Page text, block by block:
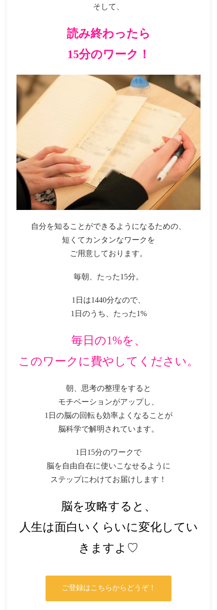
そして、
読み終わったら
15分のワーク！
自分を知ることができるようになるための、
短くてカンタンなワークを
ご用意しております。
毎朝、たった15分。
1日は1440分なので、
1日のうち、たった1%
毎日の1%を、
このワークに費やしてください。
朝、思考の整理をすると
モチベーションがアップし、
1日の脳の回転も効率よくなることが
脳科学で解明されています。
1日15分のワークで
脳を自由自在に使いこなせるように
ステップにわけてお届けします！
脳を攻略すると、
人生は面白いくらいに変化してい
きますよ♡
ご登録はこちらからどうぞ！